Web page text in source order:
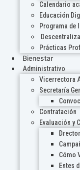
Calendario
Educación
Programa de
Prácticas
Bienestar
Administrativo
Vicerrectora
Secretaría
Contratación
Evaluación y
Cómo
Entes